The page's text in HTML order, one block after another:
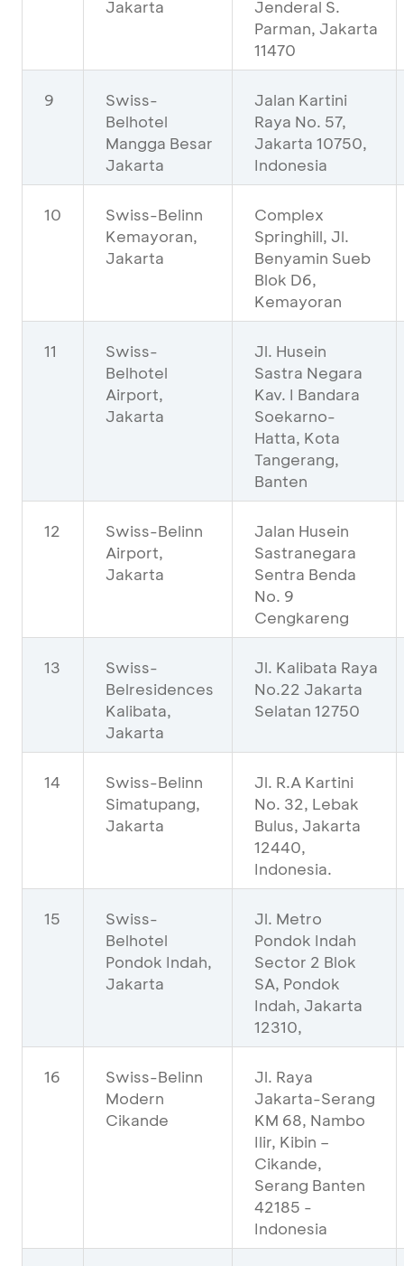
Jakarta
Jenderal S.
Parman, Jakarta
11470
9
Swiss-
Belhotel
Mangga Besar
Jakarta
Jalan Kartini
Raya No. 57,
Jakarta 10750,
Indonesia
10
Swiss-Belinn
Kemayoran,
Jakarta
Complex
Springhill, Jl.
Benyamin Sueb
Blok D6,
Kemayoran
11
Swiss-
Belhotel
Airport,
Jakarta
Jl. Husein
Sastra Negara
Kav. I Bandara
Soekarno-
Hatta, Kota
Tangerang,
Banten
12
Swiss-Belinn
Airport,
Jakarta
Jalan Husein
Sastranegara
Sentra Benda
No. 9
Cengkareng
13
Swiss-
Belresidences
Kalibata,
Jakarta
Jl. Kalibata Raya
No.22 Jakarta
Selatan 12750
14
Swiss-Belinn
Simatupang,
Jakarta
Jl. R.A Kartini
No. 32, Lebak
Bulus, Jakarta
12440,
Indonesia.
15
Swiss-
Belhotel
Pondok Indah,
Jakarta
Jl. Metro
Pondok Indah
Sector 2 Blok
SA, Pondok
Indah, Jakarta
12310,
16
Swiss-Belinn
Modern
Cikande
Jl. Raya
Jakarta-Serang
KM 68, Nambo
Ilir, Kibin –
Cikande,
Serang Banten
42185 -
Indonesia